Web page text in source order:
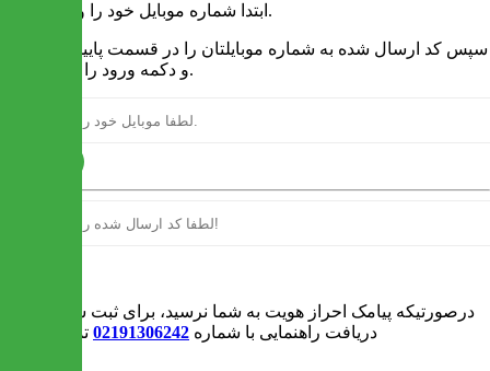
1 - ابتدا شماره موبایل خود را وارد کنید.
و دکمه ورود را انتخاب کنید.
درصورتیکه پیامک احراز هویت به شما نرسید، برای ثبت سفارش و یا
دریافت راهنمایی با شماره 02191306242 تماس بگیرید